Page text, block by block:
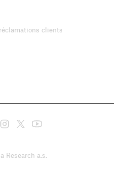
clients
Research a.s.